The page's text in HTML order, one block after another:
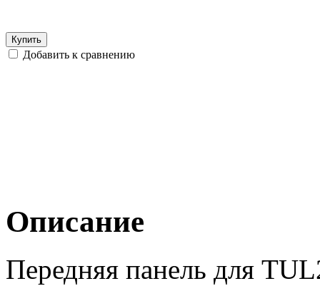
Купить
Добавить к сравнению
Описание
Передняя панель для